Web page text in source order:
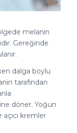
melanin
Gereğinde
dalga boylu
tarafından
döner. Yoğun
kremler